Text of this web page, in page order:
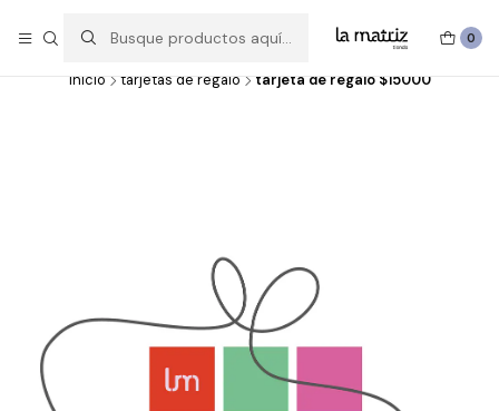
0
hacer.
inicio tarjetas de regalo tarjeta de regalo $15000